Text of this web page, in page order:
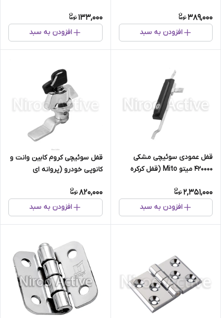
389,000
افزودن به سبد
133,000
افزودن به سبد
قفل عمودی سوئیچی مشکی
420000 میتو Mito (قفل کرکره
2,351,000
افزودن به سبد
قفل سوئیچی کروم کابین وانت و
کانوپی خودرو (پروانه ای
820,000
افزودن به سبد